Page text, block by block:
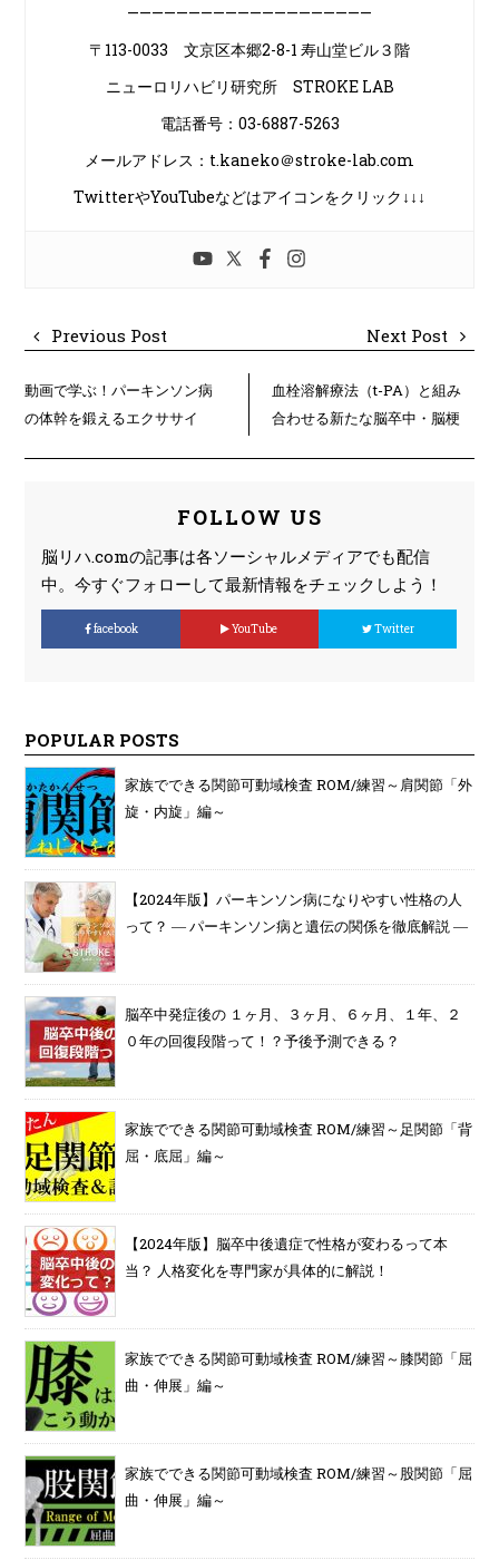
————————————————————
〒113-0033 文京区本郷2-8-1 寿山堂ビル３階
ニューロリハビリ研究所 STROKE LAB
電話番号：03-6887-5263
メールアドレス：t.kaneko＠stroke-lab.com
TwitterやYouTubeなどはアイコンをクリック↓↓↓
Previous Post Next Post
動画で学ぶ！パーキンソン病
の体幹を鍛えるエクササイ
血栓溶解療法（t-PA）と組み
合わせる新たな脳卒中・脳梗
FOLLOW US
脳リハ.comの記事は各ソーシャルメディアでも配信
中。今すぐフォローして最新情報をチェックしよう！
facebook YouTube Twitter
POPULAR POSTS
家族でできる関節可動域検査 ROM/練習～肩関節「外
旋・内旋」編～
【2024年版】パーキンソン病になりやすい性格の人
って？ ― パーキンソン病と遺伝の関係を徹底解説 ―
脳卒中発症後の １ヶ月、３ヶ月、６ヶ月、１年、２
０年の回復段階って！？予後予測できる？
家族でできる関節可動域検査 ROM/練習～足関節「背
屈・底屈」編～
【2024年版】脳卒中後遺症で性格が変わるって本
当？ 人格変化を専門家が具体的に解説！
家族でできる関節可動域検査 ROM/練習～膝関節「屈
曲・伸展」編～
家族でできる関節可動域検査 ROM/練習～股関節「屈
曲・伸展」編～